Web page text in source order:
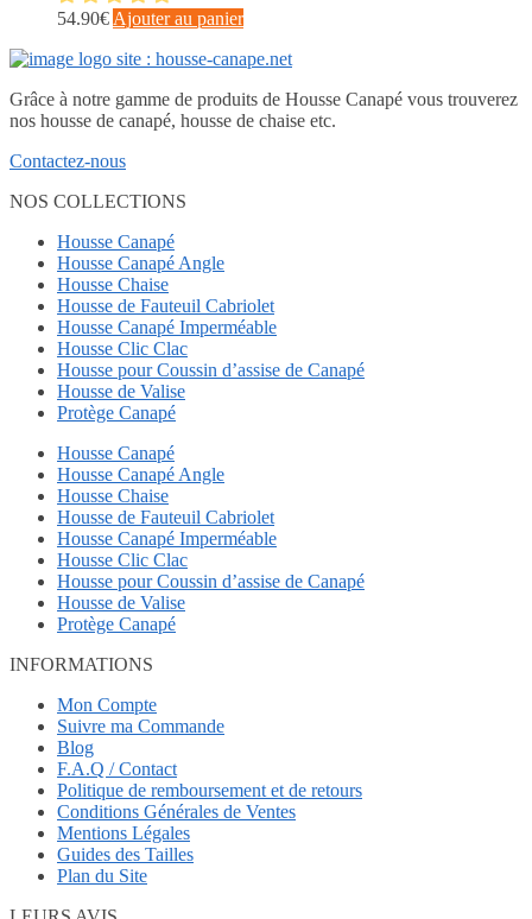
54.90€Ajouter au panier
Grâce à notre gamme de produits de Housse Canapé vous trouverez
nos housse de canapé, housse de chaise etc.
Contactez-nous
NOS COLLECTIONS
Housse Canapé
Housse Canapé Angle
Housse Chaise
Housse de Fauteuil Cabriolet
Housse Canapé Imperméable
Housse Clic Clac
Housse pour Coussin d’assise de Canapé
Housse de Valise
Protège Canapé
Housse Canapé
Housse Canapé Angle
Housse Chaise
Housse de Fauteuil Cabriolet
Housse Canapé Imperméable
Housse Clic Clac
Housse pour Coussin d’assise de Canapé
Housse de Valise
Protège Canapé
INFORMATIONS
Mon Compte
Suivre ma Commande
Blog
F.A.Q / Contact
Politique de remboursement et de retours
Conditions Générales de Ventes
Mentions Légales
Guides des Tailles
Plan du Site